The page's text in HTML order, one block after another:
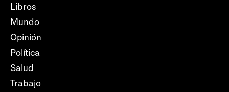
Libros
Mundo
Opinión
Política
Salud
Trabajo